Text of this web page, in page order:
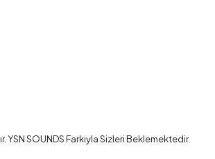
YSN SOUNDS Farkıyla Sizleri Beklemektedir.